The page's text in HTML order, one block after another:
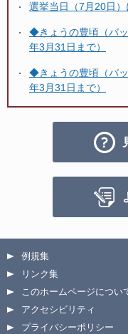
選挙当日（7月20日
◆きょうの豊頃（バ
年3月31日まで）
◆きょうの豊頃（バ
年3月31日まで）
例規集
リンク集
このホームページについ
アクセシビリティ
プライバシーポリシー